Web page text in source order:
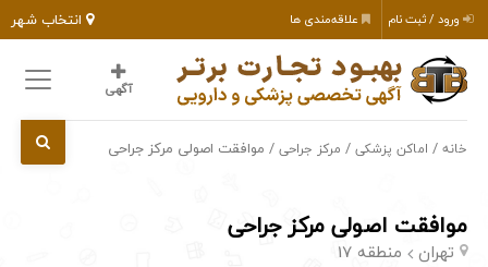
انتخاب شهر ورود / ثبت نام علاقه‌مندی ها
آگهی
خانه / اماکن پزشکی / مرکز جراحی / موافقت اصولی مرکز جراحی
موافقت اصولی مرکز جراحی
تهران منطقه 17